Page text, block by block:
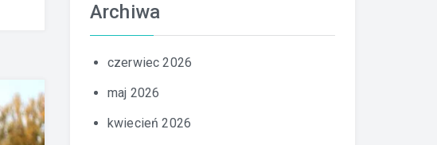
Archiwa
czerwiec 2026
maj 2026
kwiecień 2026